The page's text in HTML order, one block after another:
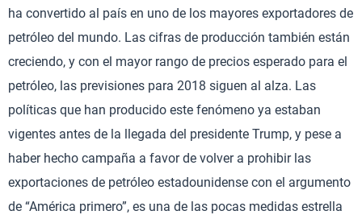
ha convertido al país en uno de los mayores exportadores de
petróleo del mundo. Las cifras de producción también están
creciendo, y con el mayor rango de precios esperado para el
petróleo, las previsiones para 2018 siguen al alza. Las
políticas que han producido este fenómeno ya estaban
vigentes antes de la llegada del presidente Trump, y pese a
haber hecho campaña a favor de volver a prohibir las
exportaciones de petróleo estadounidense con el argumento
de “América primero”, es una de las pocas medidas estrella